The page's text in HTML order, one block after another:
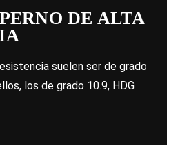
DE ALTA
suelen ser de grado
los de grado 10.9, HDG